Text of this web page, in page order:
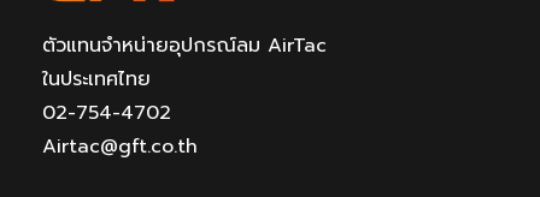
ตัวแทนจำหน่ายอุปกรณ์ลม AirTac
ในประเทศไทย
02-754-4702
Airtac@gft.co.th